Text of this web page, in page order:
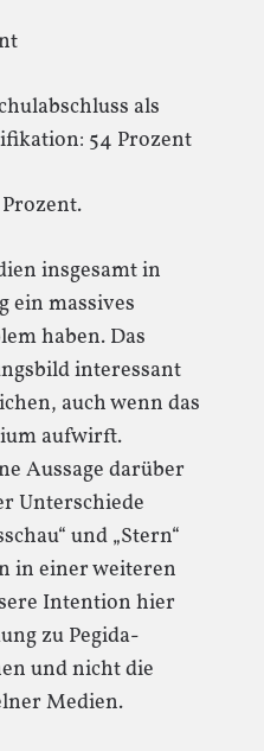
als
54 Prozent
insgesamt in
ein massives
haben. Das
interessant
auch wenn das
aufwirft.
Aussage darüber
Unterschiede
und „Stern“
in einer weiteren
Intention hier
zu Pegida-
und nicht die
Medien.